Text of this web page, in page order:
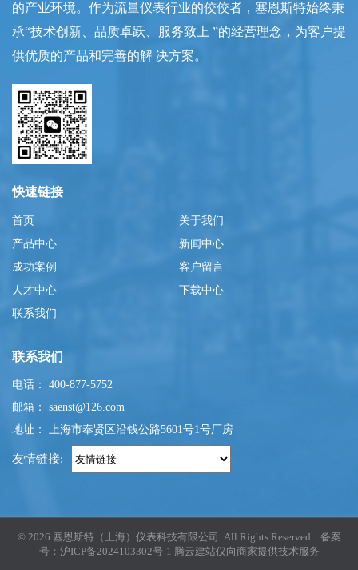
的产业环境。作为流量仪表行业的佼佼者，塞恩斯特始终秉
承“技术创新、品质卓跃、服务致上 ”的经营理念，为客户提
供优质的产品和完善的解 决方案。
快速链接
首页
关于我们
产品中心
新闻中心
成功案例
客户留言
人才中心
下载中心
联系我们
联系我们
电话： 400-877-5752
邮箱： saenst@126.com
地址： 上海市奉贤区沿钱公路5601号1号厂房
友情链接:
© 2026 塞恩斯特（上海）仪表科技有限公司 All Rights Reserved. 备案
号： 沪ICP备2024103302号-1 腾云建站仅向商家提供技术服务